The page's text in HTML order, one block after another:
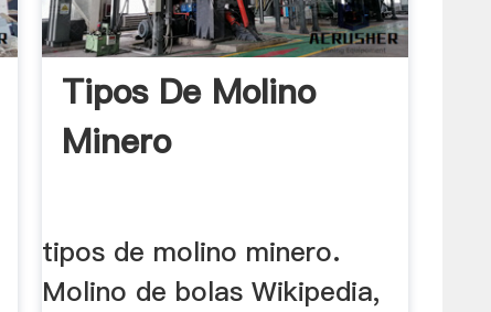
Tipos De Molino
Minero
tipos de molino minero.
Molino de bolas Wikipedia,